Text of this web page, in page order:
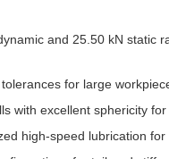
and 25.50 kN static
for large
with excellent sphericity
high-speed lubrication